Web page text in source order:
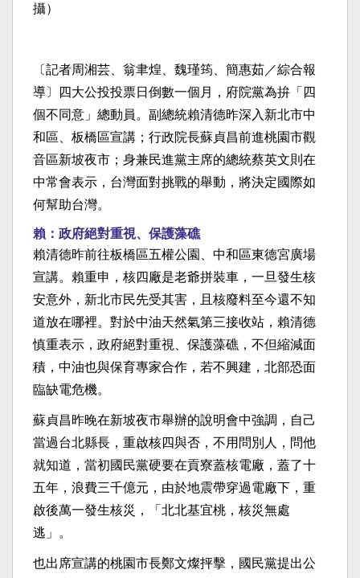
攝）
〔記者周湘芸、翁聿煌、魏瑾筠、簡惠茹／綜合報
導〕四大公投投票日倒數一個月，府院黨為拚「四
個不同意」總動員。副總統賴清德昨深入新北市中
和區、板橋區宣講；行政院長蘇貞昌前進桃園市觀
音區新坡夜市；身兼民進黨主席的總統蔡英文則在
中常會表示，台灣面對挑戰的舉動，將決定國際如
何幫助台灣。
賴：政府絕對重視、保護藻礁
賴清德昨前往板橋區五權公園、中和區東德宮廣場
宣講。賴重申，核四廠是老爺拼裝車，一旦發生核
安意外，新北市民先受其害，且核廢料至今還不知
道放在哪裡。對於中油天然氣第三接收站，賴清德
慎重表示，政府絕對重視、保護藻礁，不但縮減面
積，中油也與保育專家合作，若不興建，北部恐面
臨缺電危機。
蘇貞昌昨晚在新坡夜市舉辦的說明會中強調，自己
當過台北縣長，重啟核四與否，不用問別人，問他
就知道，當初國民黨硬要在貢寮蓋核電廠，蓋了十
五年，浪費三千億元，由於地震帶穿過電廠下，重
啟後萬一發生核災，「北北基宜桃，核災無處
逃」。
也出席宣講的桃園市長鄭文燦抨擊，國民黨提出公